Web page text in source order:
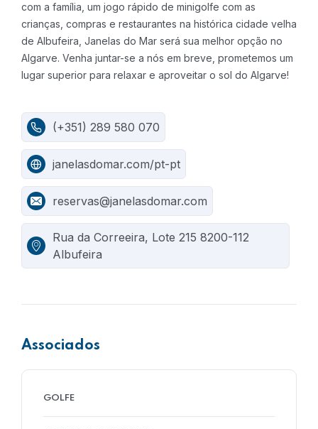
com a família, um jogo rápido de minigolfe com as
crianças, compras e restaurantes na histórica cidade velha
de Albufeira, Janelas do Mar será sua melhor opção no
Algarve. Venha juntar-se a nós em breve, prometemos um
lugar superior para relaxar e aproveitar o sol do Algarve!
(+351) 289 580 070
janelasdomar.com/pt-pt
reservas@janelasdomar.com
Rua da Correeira, Lote 215 8200-112
Albufeira
Associados
GOLFE